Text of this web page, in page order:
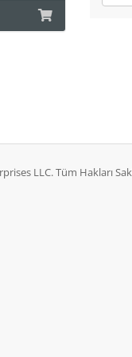
LLC. Tüm Hakları